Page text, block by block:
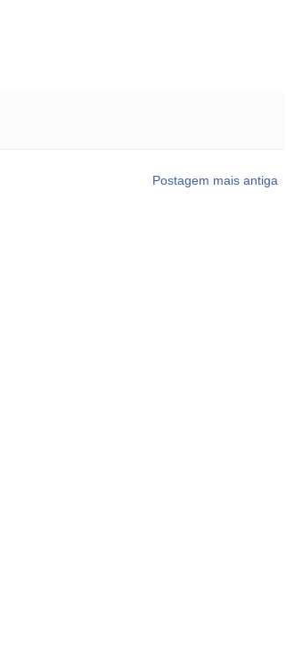
Postagem mais antiga